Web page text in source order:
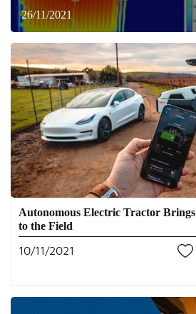
26/11/2021
Autonomous Electric Tractor
to the Field
10/11/2021